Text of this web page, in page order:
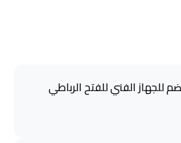
للجهاز الفني للفتح الرباطي